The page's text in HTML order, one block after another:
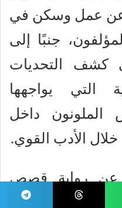
عن عمل وسكن في
جنبًا إلى
كشف التحديات
التي يواجهها
الملونون داخل
خلال الأدب القوي.
عن رواية قصص
السود وهويات